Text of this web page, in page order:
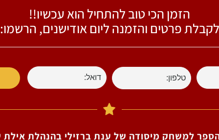
הזמן הכי טוב להתחיל הוא עכשיו!!
לקבלת פרטים והזמנה ליום אודישנים, הרשמו:​
למשחק מיסודה של ענת ברזילי בהנהלת אילת